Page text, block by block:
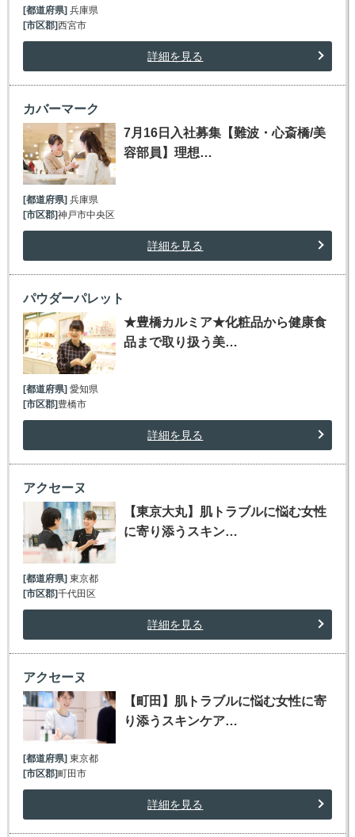
[都道府県] 兵庫県
[市区郡]西宮市
詳細を見る
カバーマーク
7月16日入社募集【難波・心斎橋/美
容部員】理想…
[都道府県] 兵庫県
[市区郡]神戸市中央区
詳細を見る
パウダーパレット
★豊橋カルミア★化粧品から健康食
品まで取り扱う美…
[都道府県]愛知県
[市区郡]豊橋市
詳細を見る
アクセーヌ
【東京大丸】肌トラブルに悩む女性
に寄り添うスキン…
[都道府県]東京都
[市区郡]千代田区
詳細を見る
アクセーヌ
【町田】肌トラブルに悩む女性に寄
り添うスキンケア…
[都道府県]東京都
[市区郡]町田市
詳細を見る